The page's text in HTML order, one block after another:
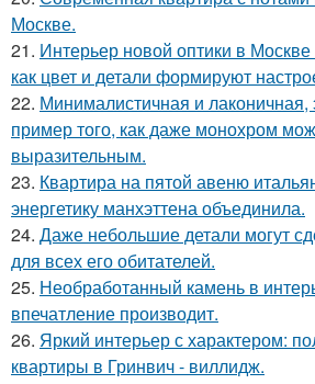
Москве.
21. Интерьер новой оптики в
как цвет и детали формируют
22. Минималистичная и лаконичная,
пример того, как даже монохром
выразительным.
23. Квартира на пятой авеню
энергетику манхэттена объединила.
24. Даже небольшие детали могут
для всех его обитателей.
25. Необработанный камень в
впечатление производит.
26. Яркий интерьер с характером:
квартиры в Гринвич - виллидж.